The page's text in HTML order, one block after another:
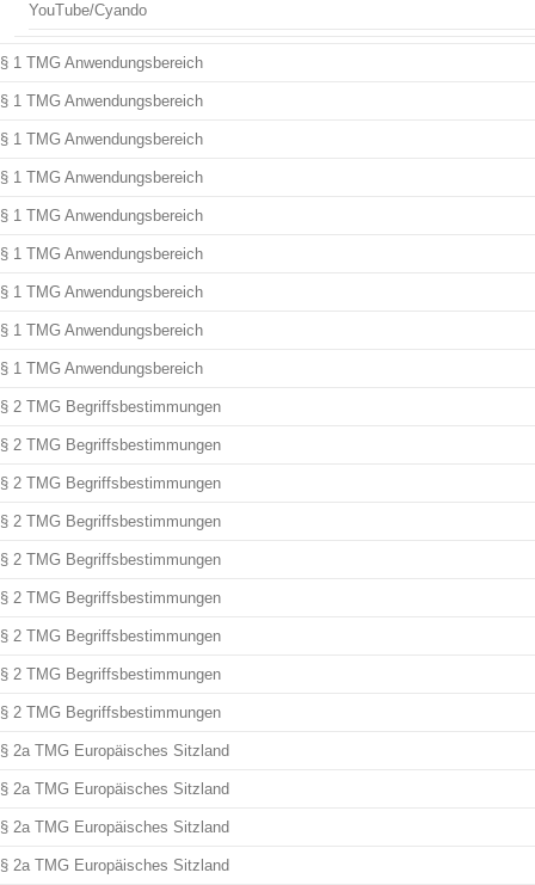
YouTube/Cyando
§ 1 TMG Anwendungsbereich
§ 1 TMG Anwendungsbereich
§ 1 TMG Anwendungsbereich
§ 1 TMG Anwendungsbereich
§ 1 TMG Anwendungsbereich
§ 1 TMG Anwendungsbereich
§ 1 TMG Anwendungsbereich
§ 1 TMG Anwendungsbereich
§ 1 TMG Anwendungsbereich
§ 2 TMG Begriffsbestimmungen
§ 2 TMG Begriffsbestimmungen
§ 2 TMG Begriffsbestimmungen
§ 2 TMG Begriffsbestimmungen
§ 2 TMG Begriffsbestimmungen
§ 2 TMG Begriffsbestimmungen
§ 2 TMG Begriffsbestimmungen
§ 2 TMG Begriffsbestimmungen
§ 2 TMG Begriffsbestimmungen
§ 2a TMG Europäisches Sitzland
§ 2a TMG Europäisches Sitzland
§ 2a TMG Europäisches Sitzland
§ 2a TMG Europäisches Sitzland